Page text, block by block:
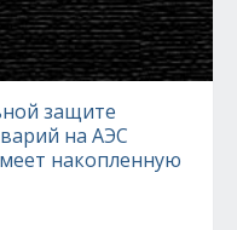
защите
на АЭС
накопленную